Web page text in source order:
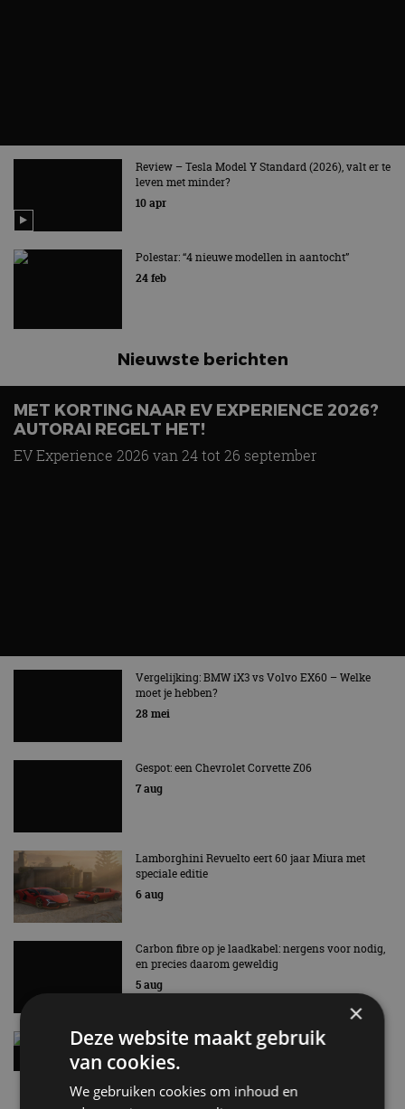
Review – Tesla Model Y Standard (2026), valt er te
leven met minder?
10 apr
Polestar: “4 nieuwe modellen in aantocht”
24 feb
Nieuwste berichten
MET KORTING NAAR EV EXPERIENCE 2026?
AUTORAI REGELT HET!
EV Experience 2026 van 24 tot 26 september
Vergelijking: BMW iX3 vs Volvo EX60 – Welke
moet je hebben?
28 mei
Gespot: een Chevrolet Corvette Z06
7 aug
Lamborghini Revuelto eert 60 jaar Miura met
speciale editie
6 aug
Carbon fibre op je laadkabel: nergens voor nodig,
en precies daarom geweldig
5 aug
Hennessey Blackbird krijgt atmosferische V8 en
handbak: soms is eenvoud leuker
×
Deze website maakt gebruik
van cookies.
We gebruiken cookies om inhoud en